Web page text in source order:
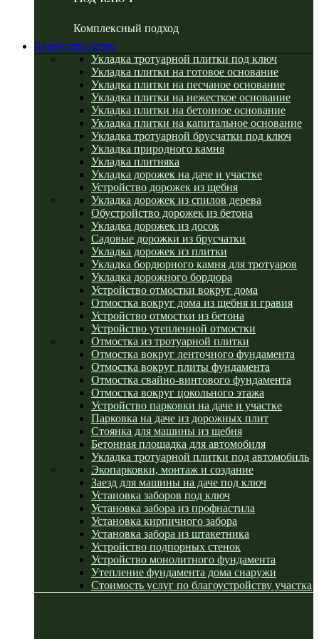
Комплексный подход
Благоустройство
Укладка тротуарной плитки под ключ
Укладка плитки на готовое основание
Укладка плитки на песчаное основание
Укладка плитки на нежесткое основание
Укладка плитки на бетонное основание
Укладка плитки на капитальное основание
Укладка тротуарной брусчатки под ключ
Укладка природного камня
Укладка плитняка
Укладка дорожек на даче и участке
Устройство дорожек из щебня
Укладка дорожек из спилов дерева
Обустройство дорожек из бетона
Укладка дорожек из досок
Садовые дорожки из брусчатки
Укладка дорожек из плитки
Укладка бордюрного камня для тротуаров
Укладка дорожного бордюра
Устройство отмостки вокруг дома
Отмостка вокруг дома из щебня и гравия
Устройство отмостки из бетона
Устройство утепленной отмостки
Отмостка из тротуарной плитки
Отмостка вокруг ленточного фундамента
Отмостка вокруг плиты фундамента
Отмостка свайно-винтового фундамента
Отмостка вокруг цокольного этажа
Устройство парковки на даче и участке
Парковка на даче из дорожных плит
Стоянка для машины из щебня
Бетонная площадка для автомобиля
Укладка тротуарной плитки под автомобиль
Экопарковки, монтаж и создание
Заезд для машины на даче под ключ
Установка заборов под ключ
Установка забора из профнастила
Установка кирпичного забора
Установка забора из штакетника
Устройство подпорных стенок
Устройство монолитного фундамента
Утепление фундамента дома снаружи
Стоимость услуг по благоустройству участка